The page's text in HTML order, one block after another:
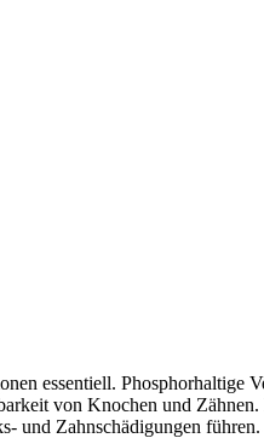
essentiell.
von Knochen und
und Zahnschädigungen führen.